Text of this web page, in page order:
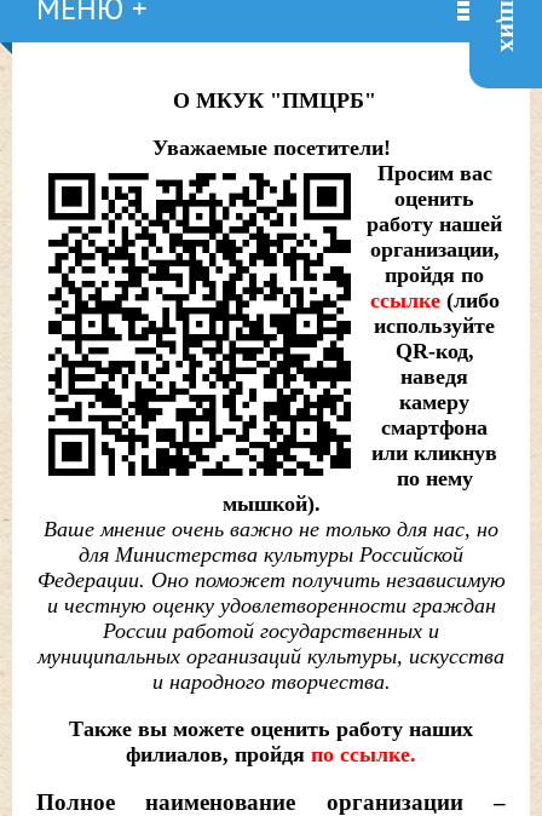
МЕНЮ +
О МКУК "ПМЦРБ"
Уважаемые посетители!
Просим вас
оценить
работу нашей
организации,
пройдя по
ссылке(либо
используйте
QR-код,
наведя
камеру
смартфона
или кликнув
по нему
мышкой).
Ваше мнение очень важно не только для нас, но
для Министерства культуры Российской
Федерации. Оно поможет получить независимую
и честную оценку удовлетворенности граждан
России работой государственных и
муниципальных организаций культуры, искусства
и народного творчества.
Также вы можете оценить работу наших
филиалов, пройдя по ссылке.
Полное наименование организации –